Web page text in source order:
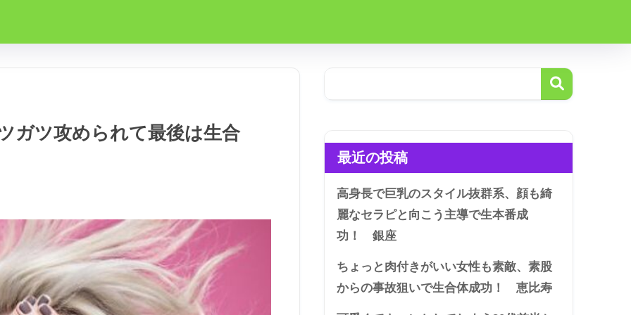
ガツ攻められて最後は生合
最近の投稿
高身長で巨乳のスタイル抜群系、顔も綺
麗なセラピと向こう主導で生本番成
功！ 銀座
ちょっと肉付きがいい女性も素敵、素股
からの事故狙いで生合体成功！ 恵比寿